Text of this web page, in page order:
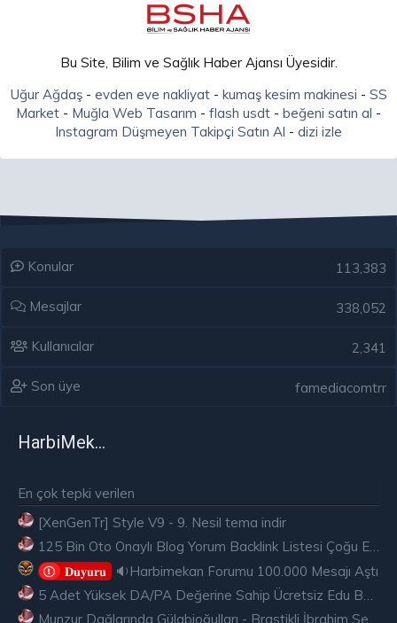
Bu Site, Bilim ve Sağlık Haber Ajansı Üyesidir.
Uğur Ağdaş- evden eve nakliyat- kumaş kesim makinesi - SS
Market - Muğla Web Tasarım - flash usdt - beğeni satın al -
Instagram Düşmeyen Takipçi Satın Al - dizi izle
Konular 113,383
Mesajlar 338,052
Kullanıcılar 2,341
Son üye famediacomtrr
HarbiMekân
En çok tepki verilen
[XenGenTr] Style V9 - 9. Nesil tema indir
125 Bin Oto Onaylı Blog Yorum Backlink Listesi Çoğu Edu ve Gov Ücretsiz
𝐃𝐮𝐲𝐮𝐫𝐮
🔉Harbimekan Forumu 100.000 Mesajı Aştı
5 Adet Yüksek DA/PA Değerine Sahip Ücretsiz Edu Backlink